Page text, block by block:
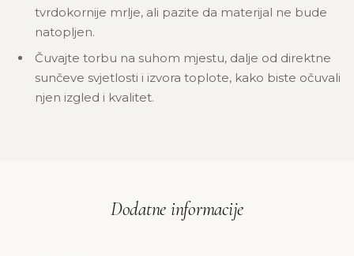
tvrdokornije mrlje, ali pazite da materijal ne bude
natopljen.
Čuvajte torbu na suhom mjestu, dalje od direktne
sunčeve svjetlosti i izvora toplote, kako biste očuvali
njen izgled i kvalitet.
Dodatne informacije